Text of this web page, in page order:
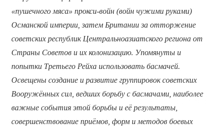
«пушечного мяса» прокси-войн (войн чужими руками)
Османской империи, затем Британии за отторжение
советских республик Центральноазиатского региона от
Страны Советов и их колонизацию. Упомянуты и
попытки Третьего Рейха использовать басмачей.
Освещены создание и развитие группировок советских
Вооружённых сил, ведших борьбу с басмачами, наиболее
важные события этой борьбы и её результаты,
совершенствование приёмов, форм и методов боевых